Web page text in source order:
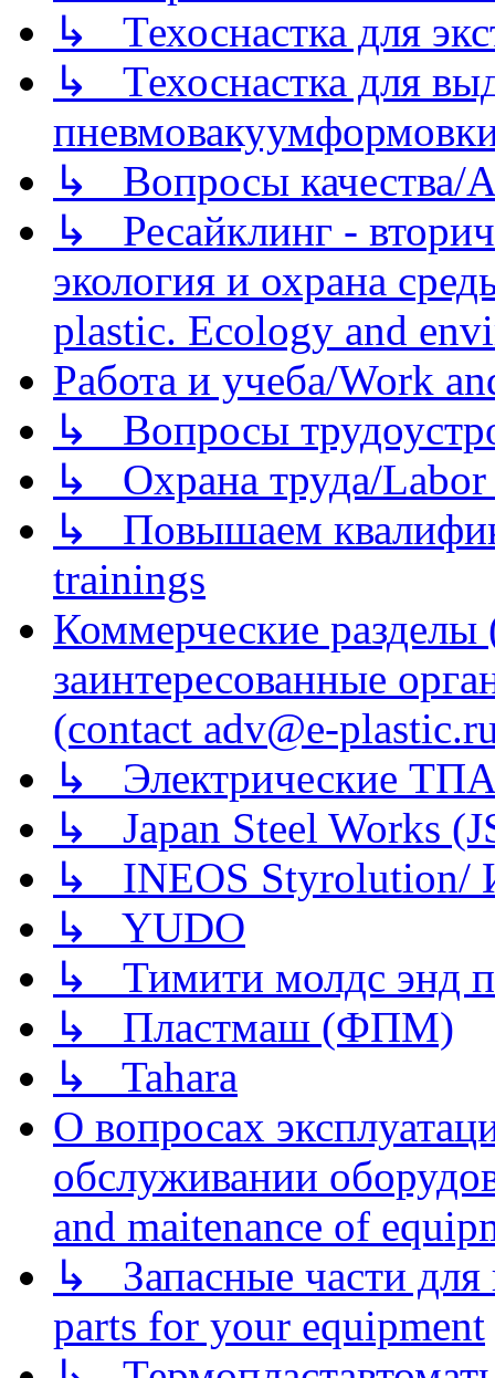
↳ Техоснастка для
↳ Техоснастка для
↳ Вопросы качества/
↳ Ресайклинг -
экология и охрана
plastic. Ecology and
Работа и учеба/Work
↳ Вопросы
↳ Охрана труда/Labor
↳ Повышаем
trainings
Коммерческие
заинтересованные
(contact adv@e-
↳ Электрические
↳ Japan Steel Works
↳ INEOS
↳ YUDO
↳ Тимити молдс энд
↳ Пластмаш (ФПМ)
↳ Tahara
О вопросах
обслуживании
and maitenance of
↳ Запасные части для
parts for your equipment